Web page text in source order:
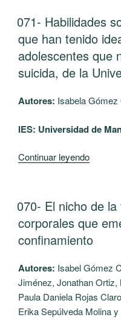
DE
VIVIR
Y
DE
LAS
LOS
PUBLICADO
EL
071- Habilidades
que han tenido
adolescentes que
suicida, de la
Autores: Isabela Gómez
IES: Universidad de
Continuar leyendo“071-
de
que
han
ideación
suicida
y
PUBLICADO
EL
070- El nicho de
corporales que
confinamiento
Autores: Isabel Gómez
Jiménez, Jonathan Ortiz,
Paula Daniela Rojas
Erika Sepúlveda Molina